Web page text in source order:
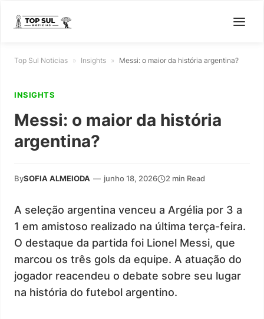
Top Sul Noticias » Insights » Messi: o maior da história argentina?
INSIGHTS
Messi: o maior da história
argentina?
BySOFIA ALMEIODA — junho 18, 2026 2 min Read
A seleção argentina venceu a Argélia por 3 a
1 em amistoso realizado na última terça-feira.
O destaque da partida foi Lionel Messi, que
marcou os três gols da equipe. A atuação do
jogador reacendeu o debate sobre seu lugar
na história do futebol argentino.